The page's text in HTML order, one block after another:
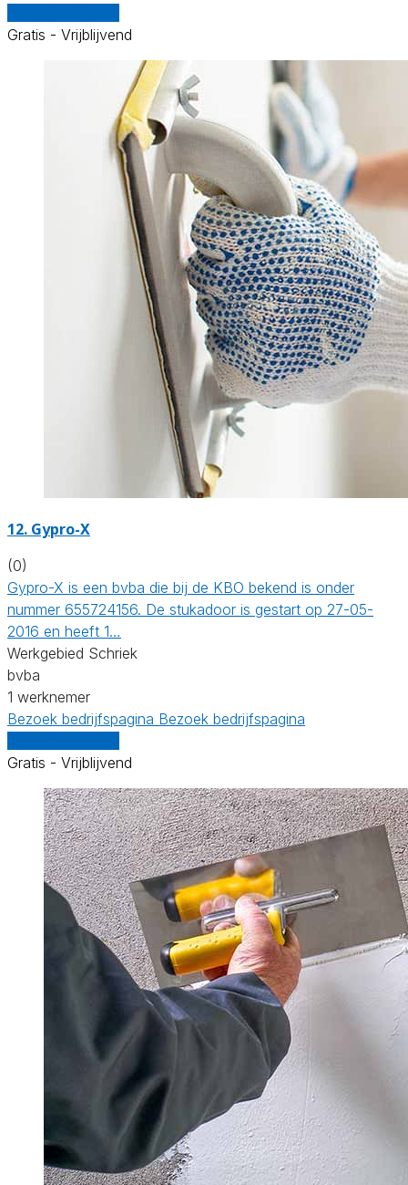
Gratis - Vrijblijvend
12. Gypro-X
(0)
Gypro-X is een bvba die bij de KBO bekend is onder
nummer 655724156. De stukadoor is gestart op 27-05-
2016 en heeft 1…
Werkgebied Schriek
bvba
1 werknemer
Bezoek bedrijfspagina Bezoek bedrijfspagina
Gratis - Vrijblijvend